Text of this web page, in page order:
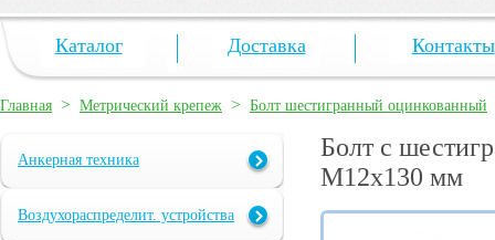
Каталог Доставка Контакты
Главная > Метрический крепеж > Болт шестигранный оцинкованный
Анкерная техника
Воздухораспределит. устройства
Болт с
М12х130 мм